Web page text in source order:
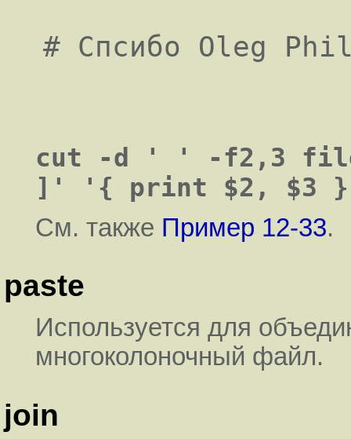
cut -d ' ' -f2,3
]' '{ print $2, $3 }'
См. также Пример 12-33.
paste
Используется для
многоколоночный файл.
join